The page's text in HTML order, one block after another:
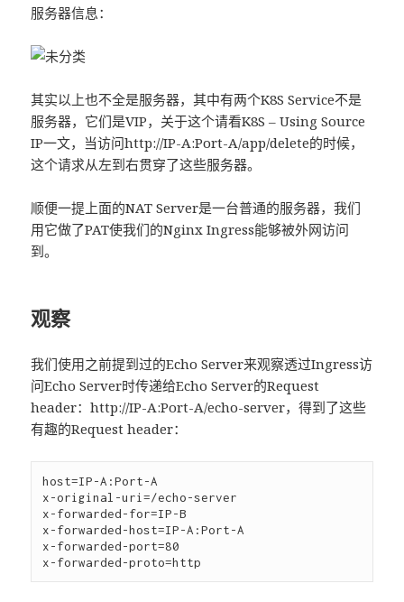
服务器信息：
其实以上也不全是服务器，其中有两个K8S Service不是
服务器，它们是VIP，关于这个请看K8S – Using Source
IP一文，当访问http://IP-A:Port-A/app/delete的时候，
这个请求从左到右贯穿了这些服务器。
顺便一提上面的NAT Server是一台普通的服务器，我们
用它做了PAT使我们的Nginx Ingress能够被外网访问
到。
观察
我们使用之前提到过的Echo Server来观察透过Ingress访
问Echo Server时传递给Echo Server的Request
header：http://IP-A:Port-A/echo-server，得到了这些
有趣的Request header：
host=IP-A:Port-A
x-original-uri=/echo-server
x-forwarded-for=IP-B
x-forwarded-host=IP-A:Port-A
x-forwarded-port=80